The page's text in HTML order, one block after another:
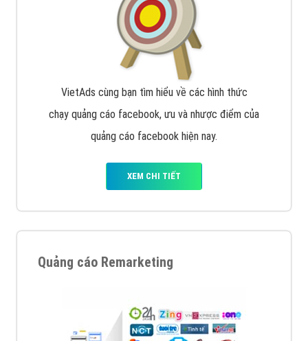
VietAds cùng bạn tìm hiểu về các hình thức
chạy quảng cáo facebook, ưu và nhược điểm của
quảng cáo facebook hiện nay.
XEM CHI TIẾT
Quảng cáo Remarketing